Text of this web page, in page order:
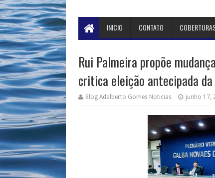
INICIO CONTATO
Rui Palmeira propõe
critica eleição antecipada
Blog Adalberto Gomes Noticias junho 17,